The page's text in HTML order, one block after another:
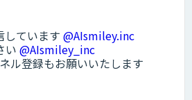
しています @AIsmiley.inc
い @AIsmiley_inc
ル登録もお願いいたします